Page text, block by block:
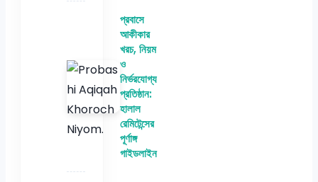
প্রবাসে
আকীকার
খরচ, নিয়ম
ও
নির্ভরযোগ্য
প্রতিষ্ঠান:
হালাল
রেমিটেন্সের
পূর্ণাঙ্গ
গাইডলাইন